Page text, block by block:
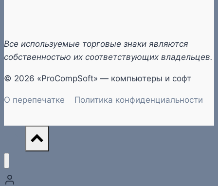
Все используемые торговые знаки являются
собственностью их соответствующих владельцев.
© 2026 «ProCompSoft» — компьютеры и софт
О перепечатке Политика конфиденциальности